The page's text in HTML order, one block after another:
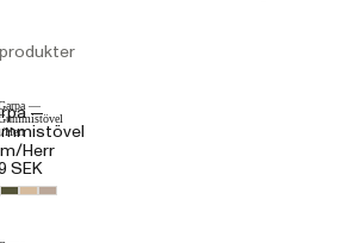
produkter
—
Herr
SEK